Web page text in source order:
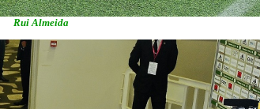
Rui Almeida